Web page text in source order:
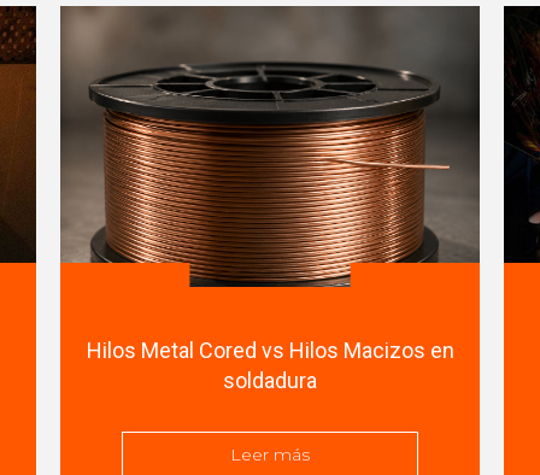
Hilos Metal Cored vs Hilos Macizos en
soldadura
Leer más